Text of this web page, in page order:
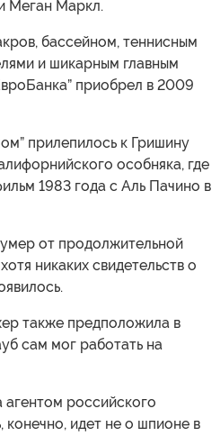
Меган Маркл.
бассейном, теннисным
и шикарным главным
приобрел в 2009
прилепилось к Гришину
особняка, где
1983 года с Аль Пачино в
от продолжительной
никаких свидетельств о
также предположила в
сам мог работать на
агентом российского
конечно, идет не о шпионе в